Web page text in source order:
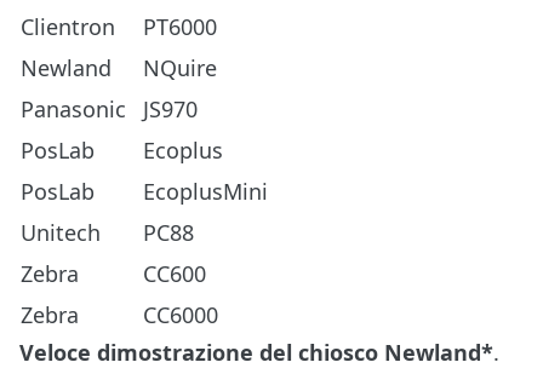
Clientron
PT6000
Newland
NQuire
Panasonic
JS970
PosLab
Ecoplus
PosLab
EcoplusMini
Unitech
PC88
Zebra
CC600
Zebra
CC6000
Veloce dimostrazione del chiosco Newland*.